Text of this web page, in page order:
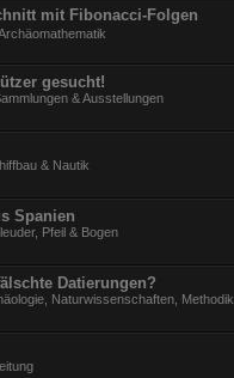
mit Fibonacci-Folgen
gesucht!
& Ausstellungen
& Nautik
Spanien
Pfeil & Bogen
Datierungen?
Naturwissenschaften, Methodik